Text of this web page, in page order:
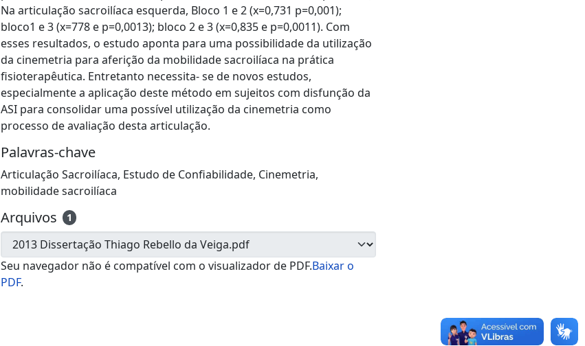
Na articulação sacroilíaca esquerda, Bloco 1 e 2 (x=0,731 p=0,001);
bloco1 e 3 (x=778 e p=0,0013); bloco 2 e 3 (x=0,835 e p=0,0011). Com
esses resultados, o estudo aponta para uma possibilidade da utilização
da cinemetria para aferição da mobilidade sacroilíaca na prática
fisioterapêutica. Entretanto necessita- se de novos estudos,
especialmente a aplicação deste método em sujeitos com disfunção da
ASI para consolidar uma possível utilização da cinemetria como
processo de avaliação desta articulação.
Palavras-chave
Articulação Sacroilíaca, Estudo de Confiabilidade, Cinemetria,
mobilidade sacroilíaca
Arquivos 1
Seu navegador não é compatível com o visualizador de PDF.Baixar o
PDF.